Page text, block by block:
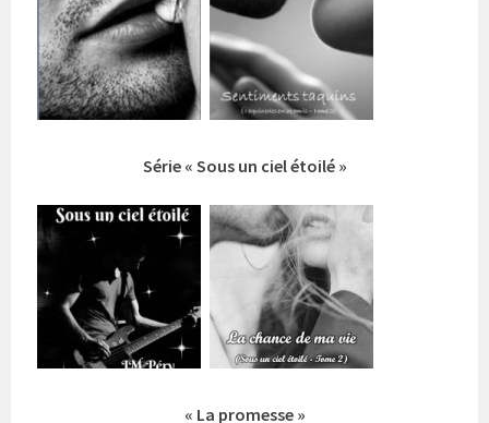
Série « Sous un ciel étoilé »
« La promesse »